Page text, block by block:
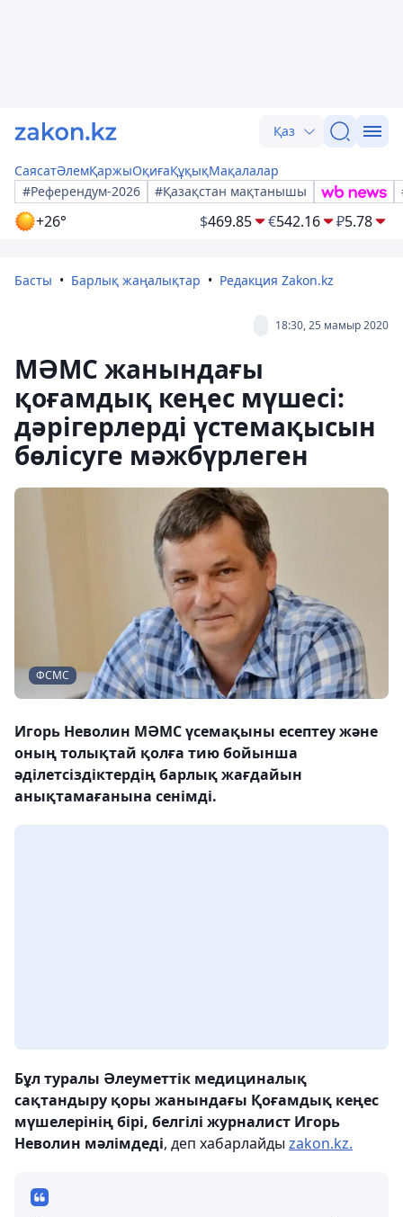
Қаз
СаясатӘлемҚаржыОқиғаҚұқықМақалалар
#Референдум-2026
#Қазақстан мақтанышы
+26° $469.85 €542.16 ₽5.78
Басты Барлық жаңалықтар Редакция Zakon.kz
18:30, 25 мамыр 2020
МӘМС жанындағы
қоғамдық кеңес мүшесі:
дәрігерлерді үстемақысын
бөлісуге мәжбүрлеген
ФСМС
Игорь Неволин МӘМС үсемақыны есептеу және
оның толықтай қолға тию бойынша
әділетсіздіктердің барлық жағдайын
анықтамағанына сенімді.
Бұл туралы Әлеуметтік медициналық
сақтандыру қоры жанындағы Қоғамдық кеңес
мүшелерінің бірі, белгілі журналист Игорь
Неволин мәлімдеді, деп хабарлайды zakon.kz.